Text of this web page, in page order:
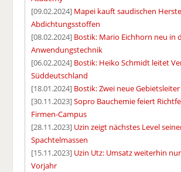
[09.02.2024] Mapei kauft saudischen
Abdichtungsstoffen
[08.02.2024] Bostik: Mario Eichhorn neu in
Anwendungstechnik
[06.02.2024] Bostik: Heiko Schmidt leitet
Süddeutschland
[18.01.2024] Bostik: Zwei neue
[30.11.2023]Sopro Bauchemie feiert
Firmen-Campus
[28.11.2023] Uzin zeigt nächstes Level
Spachtelmassen
[15.11.2023] Uzin Utz: Umsatz weiterhin
Vorjahr